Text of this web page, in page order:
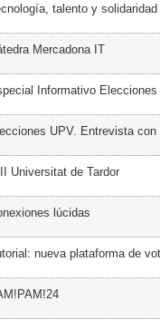
talento y
Mercadona IT
Informativo Elecciones
UPV. Entrevista con
Universitat de Tardor
lúcidas
nueva plataforma de